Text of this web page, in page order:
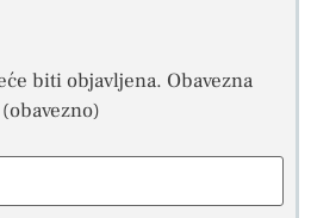
biti objavljena. Obavezna